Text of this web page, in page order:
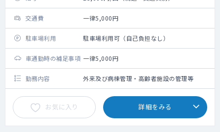
交通費 一律5,000円
駐車場利用 駐車場利用可（自己負担なし）
車通勤時の補足事項 一律5,000円
勤務内容 外来及び病棟管理・高齢者施設の管理等
お気に入り 詳細をみる